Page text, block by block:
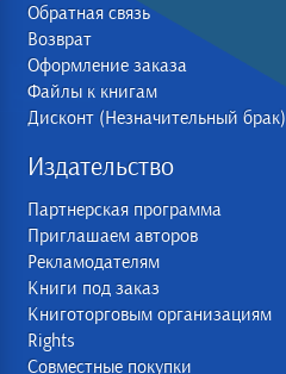
Обратная связь
Возврат
Оформление заказа
Файлы к книгам
Дисконт (Незначительный брак)
Издательство
Партнерская программа
Приглашаем авторов
Рекламодателям
Книги под заказ
Книготорговым организациям
Rights
Совместные покупки